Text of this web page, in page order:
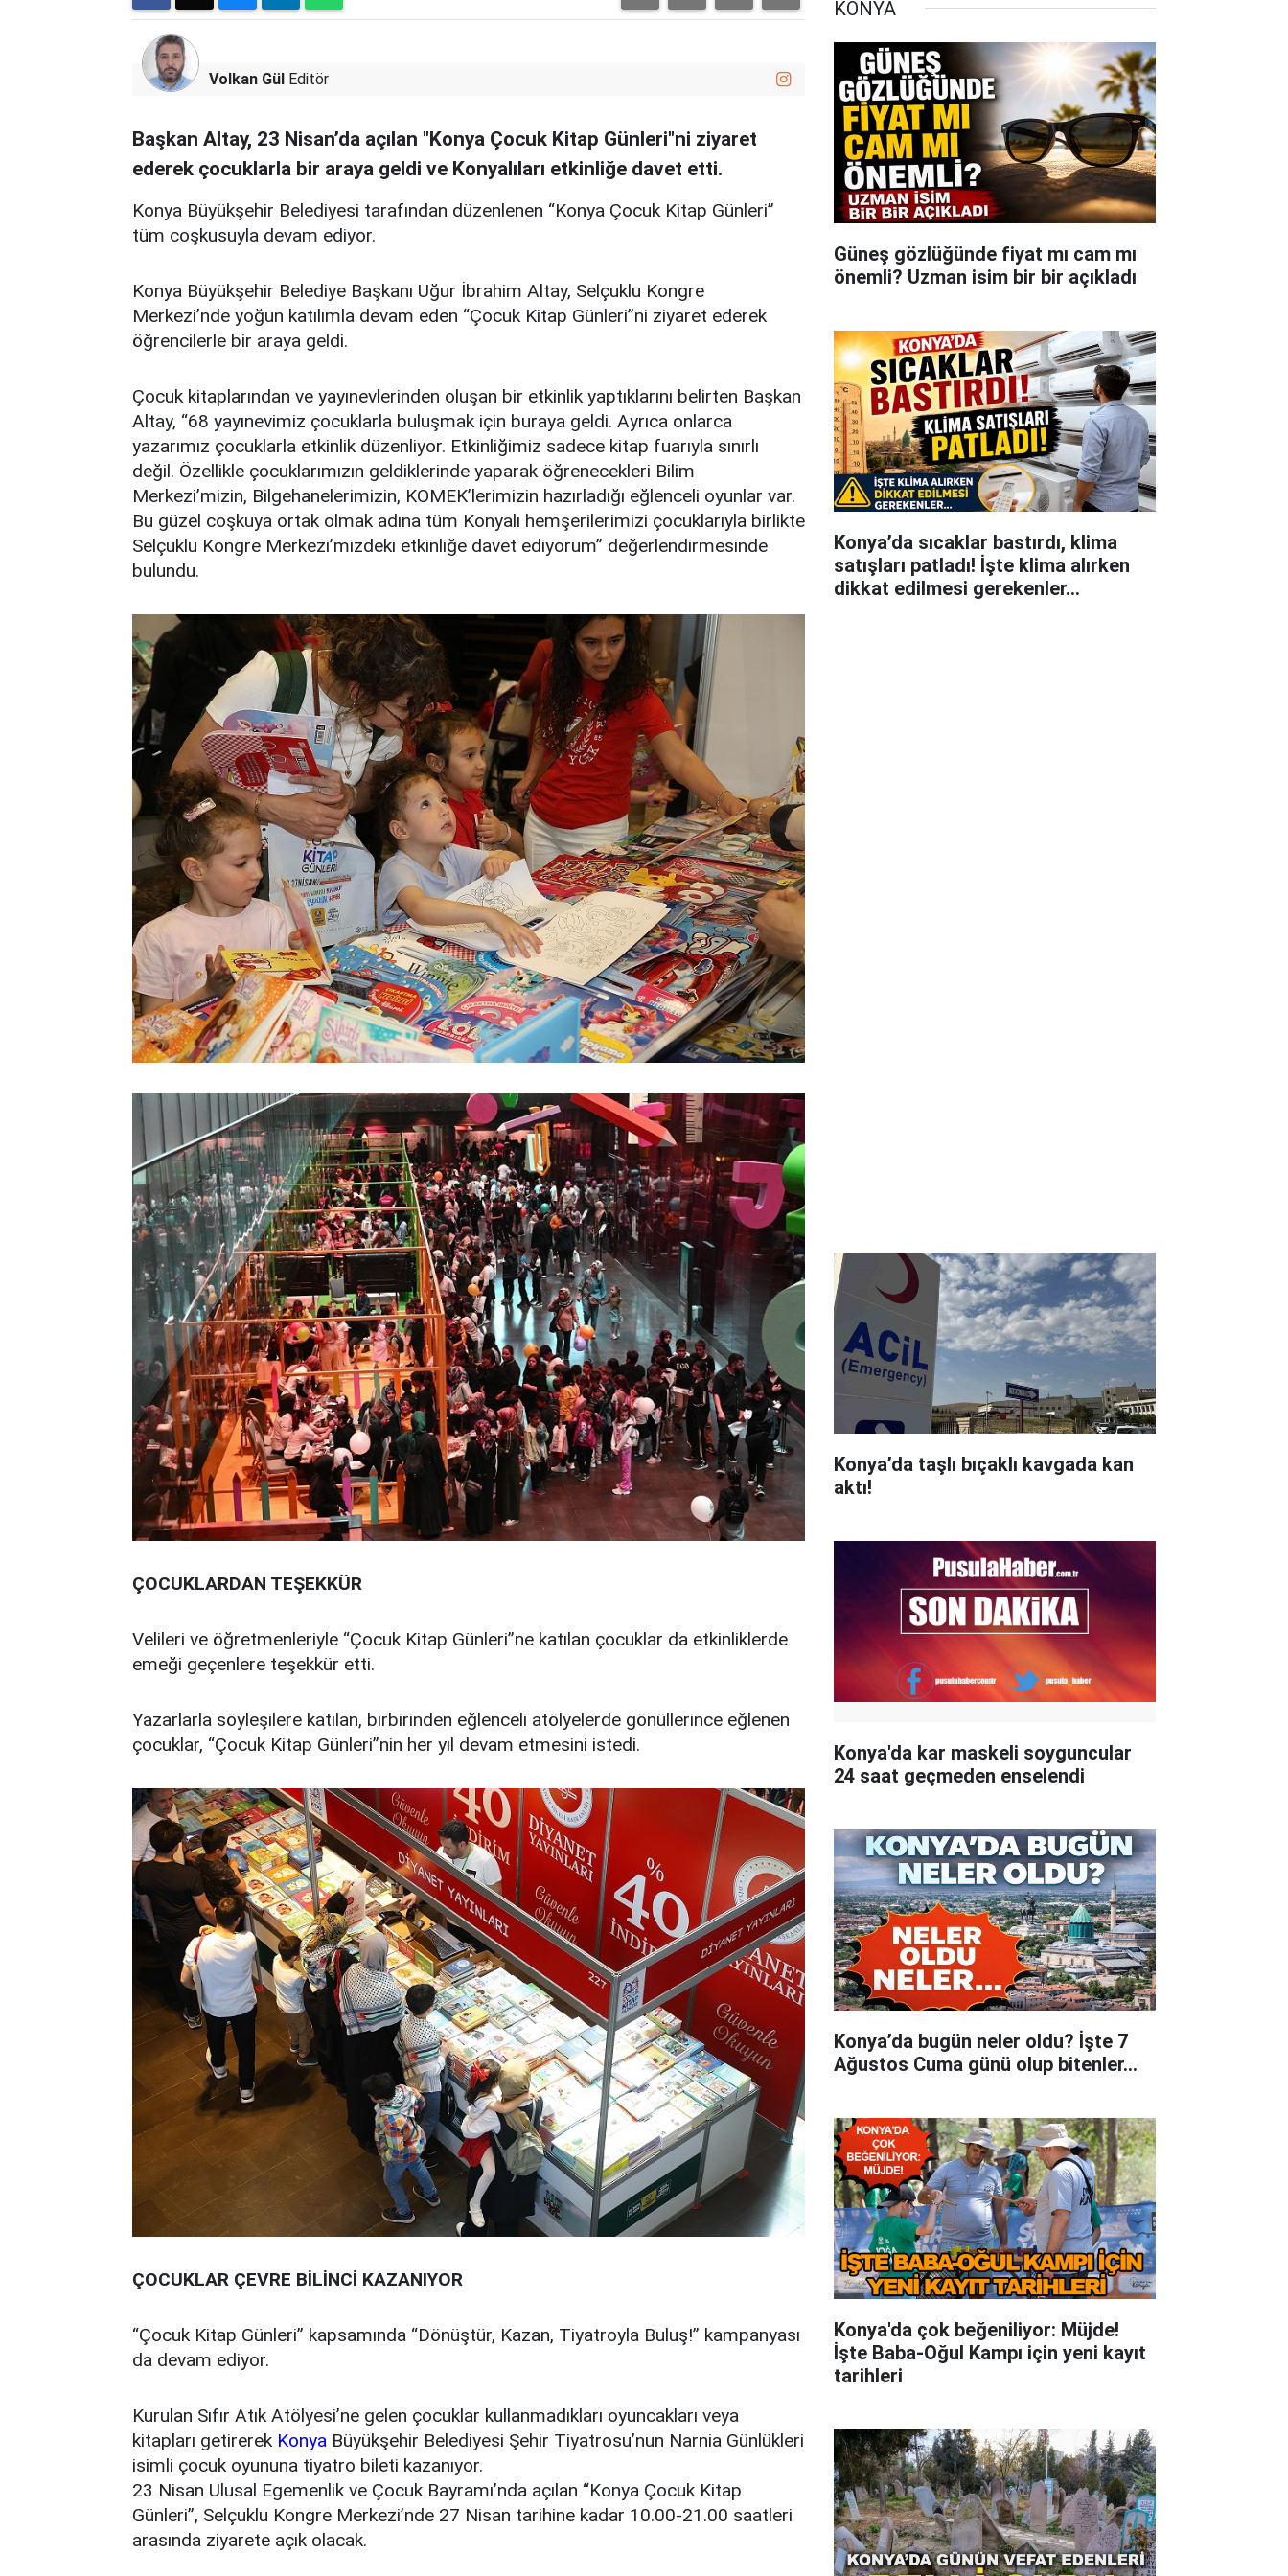
Volkan Gül Editör
Başkan Altay, 23 Nisan’da açılan "Konya Çocuk Kitap Günleri"ni ziyaret
ederek çocuklarla bir araya geldi ve Konyalıları etkinliğe davet etti.
Konya Büyükşehir Belediyesi tarafından düzenlenen “Konya Çocuk Kitap Günleri”
tüm coşkusuyla devam ediyor.
Konya Büyükşehir Belediye Başkanı Uğur İbrahim Altay, Selçuklu Kongre
Merkezi’nde yoğun katılımla devam eden “Çocuk Kitap Günleri”ni ziyaret ederek
öğrencilerle bir araya geldi.
Çocuk kitaplarından ve yayınevlerinden oluşan bir etkinlik yaptıklarını belirten Başkan
Altay, “68 yayınevimiz çocuklarla buluşmak için buraya geldi. Ayrıca onlarca
yazarımız çocuklarla etkinlik düzenliyor. Etkinliğimiz sadece kitap fuarıyla sınırlı
değil. Özellikle çocuklarımızın geldiklerinde yaparak öğrenecekleri Bilim
Merkezi’mizin, Bilgehanelerimizin, KOMEK’lerimizin hazırladığı eğlenceli oyunlar var.
Bu güzel coşkuya ortak olmak adına tüm Konyalı hemşerilerimizi çocuklarıyla birlikte
Selçuklu Kongre Merkezi’mizdeki etkinliğe davet ediyorum” değerlendirmesinde
bulundu.
ÇOCUKLARDAN TEŞEKKÜR
Velileri ve öğretmenleriyle “Çocuk Kitap Günleri”ne katılan çocuklar da etkinliklerde
emeği geçenlere teşekkür etti.
Yazarlarla söyleşilere katılan, birbirinden eğlenceli atölyelerde gönüllerince eğlenen
çocuklar, “Çocuk Kitap Günleri”nin her yıl devam etmesini istedi.
ÇOCUKLAR ÇEVRE BİLİNCİ KAZANIYOR
“Çocuk Kitap Günleri” kapsamında “Dönüştür, Kazan, Tiyatroyla Buluş!” kampanyası
da devam ediyor.
Kurulan Sıfır Atık Atölyesi’ne gelen çocuklar kullanmadıkları oyuncakları veya
kitapları getirerek Konya Büyükşehir Belediyesi Şehir Tiyatrosu’nun Narnia Günlükleri
isimli çocuk oyununa tiyatro bileti kazanıyor.
23 Nisan Ulusal Egemenlik ve Çocuk Bayramı’nda açılan “Konya Çocuk Kitap
Günleri”, Selçuklu Kongre Merkezi’nde 27 Nisan tarihine kadar 10.00-21.00 saatleri
arasında ziyarete açık olacak.
KONYA
Güneş gözlüğünde fiyat mı cam mı
önemli? Uzman isim bir bir açıkladı
Konya’da sıcaklar bastırdı, klima
satışları patladı! İşte klima alırken
dikkat edilmesi gerekenler…
Konya’da taşlı bıçaklı kavgada kan
aktı!
Konya'da kar maskeli soyguncular
24 saat geçmeden enselendi
Konya’da bugün neler oldu? İşte 7
Ağustos Cuma günü olup bitenler…
Konya'da çok beğeniliyor: Müjde!
İşte Baba-Oğul Kampı için yeni kayıt
tarihleri